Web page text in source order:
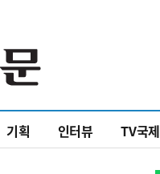
기획 인터뷰 TV국제